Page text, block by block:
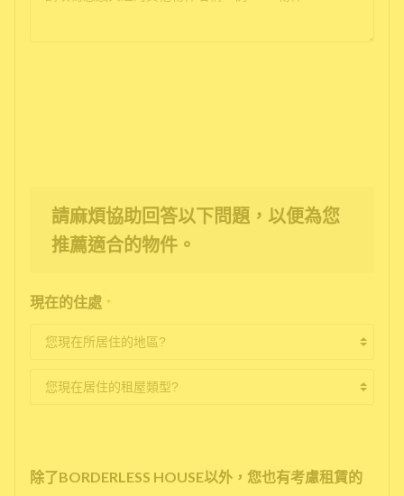
請麻煩協助回答以下問題，以便為您
推薦適合的物件。
現在的住處 *
除了BORDERLESS HOUSE以外，您也有考慮租賃的